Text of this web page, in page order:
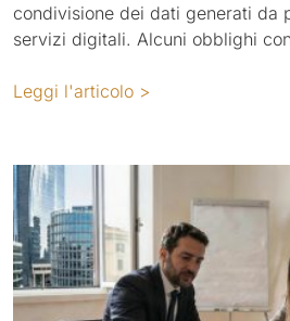
condivisione dei dati generati da
servizi digitali. Alcuni obblighi
Leggi l'articolo >